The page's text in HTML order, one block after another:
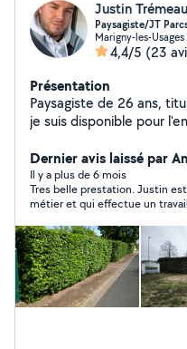
Justin Trémeau
Paysagiste/JT
Marigny-les-
4,4/5 (23
Présentation
Paysagiste de 26 ans,
je suis disponible pour
l'élagage et de l'abattage
Accepte le paiement en chèque
plus aucun chantier pour
compréhension
Dernier avis laissé par
Il y a plus de 6 mois
Tres belle prestation. Justin
métier et qui effectue un